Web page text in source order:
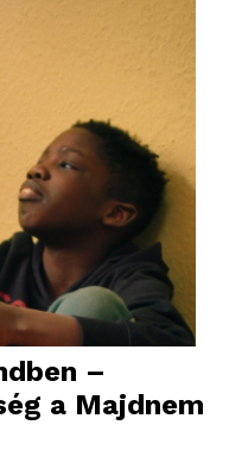
–
a Majdnem